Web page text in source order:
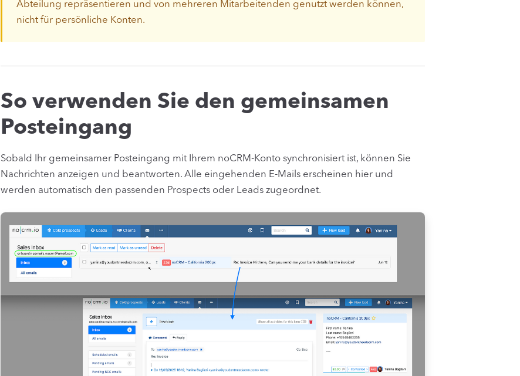
Abteilung repräsentieren und von mehreren Mitarbeitenden genutzt werden können,
nicht für persönliche Konten.
So verwenden Sie den gemeinsamen
Posteingang
Sobald Ihr gemeinsamer Posteingang mit Ihrem noCRM-Konto synchronisiert ist, können Sie
Nachrichten anzeigen und beantworten. Alle eingehenden E-Mails erscheinen hier und
werden automatisch den passenden Prospects oder Leads zugeordnet.